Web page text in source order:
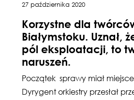
27 października 2020
Korzystne dla
Białymstoku. Uznał,
pól eksploatacji, to
naruszeń.
Początek sprawy miał
Dyrygent orkiestry przesłał